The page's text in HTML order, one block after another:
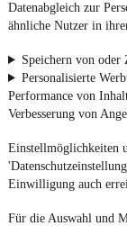
Datenabgleich zur
ähnliche Nutzer in
Speichern von
Personalisierte
Performance von
Verbesserung von
Einstellmöglichkeiten
Einwilligung auch
Für die Auswahl und
¹MwSt. ausweisbar